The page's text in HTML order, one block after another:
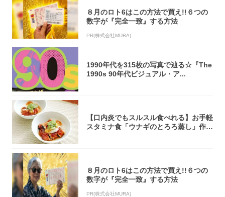
８月のロト6はこの方法で買え!!６つの
数字が『完全一致』する方法
PR(株式会社MURA)
1990年代を315枚の写真で辿る☆『The
1990s 90年代ビジュアル・ア...
【口内炎でもスルスル食べれる】お手軽
スタミナ食「ウナギのとろろ蒸し」作っ
８月のロト6はこの方法で買え!!６つの
数字が『完全一致』する方法
PR(株式会社MURA)